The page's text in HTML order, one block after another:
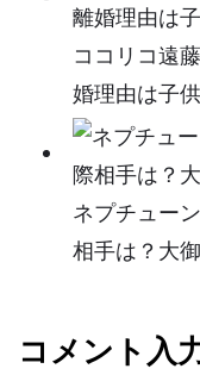
ココリコ遠
婚理由は子
ネプチュー
相手は？大
コメント入